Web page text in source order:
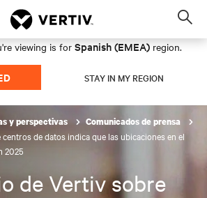
viewing is for Spanish (EMEA) region.
STAY IN MY REGION
y perspectivas Comunicados de prensa
de datos indica que las ubicaciones en el
2025
de Vertiv sobre